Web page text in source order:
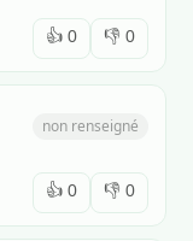
👍 0 👎 0
non renseigné
👍 0 👎 0